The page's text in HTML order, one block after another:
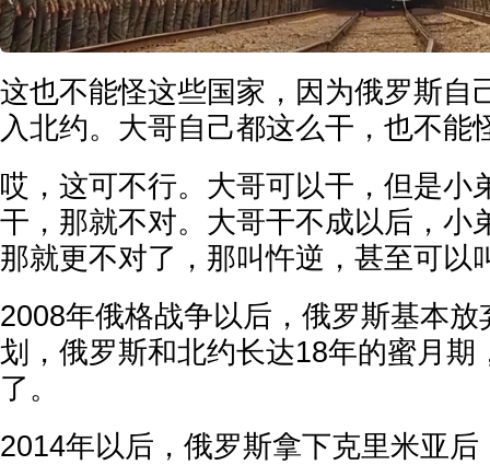
这也不能怪这些国家，因为俄罗斯自
入北约。大哥自己都这么干，也不能
哎，这可不行。大哥可以干，但是小
干，那就不对。大哥干不成以后，小
那就更不对了，那叫忤逆，甚至可以
2008年俄格战争以后，俄罗斯基本
划，俄罗斯和北约长达18年的蜜月期
了。
2014年以后，俄罗斯拿下克里米亚